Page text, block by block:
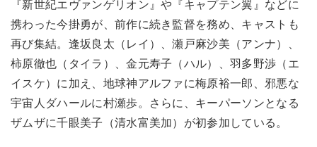
『新世紀エヴァンゲリオン』や『キャプテン翼』などに
携わった今掛勇が、前作に続き監督を務め、キャストも
再び集結。逢坂良太（レイ）、瀬戸麻沙美（アンナ）、
柿原徹也（タイラ）、金元寿子（ハル）、羽多野渉（エ
イスケ）に加え、地球神アルファに梅原裕一郎、邪悪な
宇宙人ダハールに村瀬歩。さらに、キーパーソンとなる
ザムザに千眼美子（清水富美加）が初参加している。